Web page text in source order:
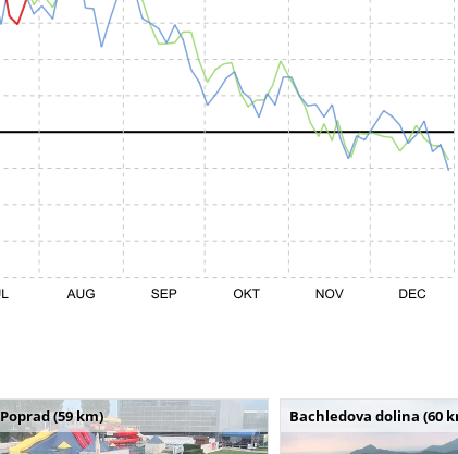
Poprad (59 km) Bachledova dolina (60